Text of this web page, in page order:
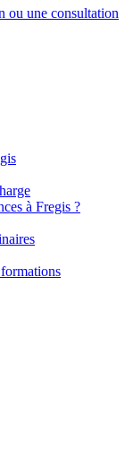
ou une consultation
à Fregis ?